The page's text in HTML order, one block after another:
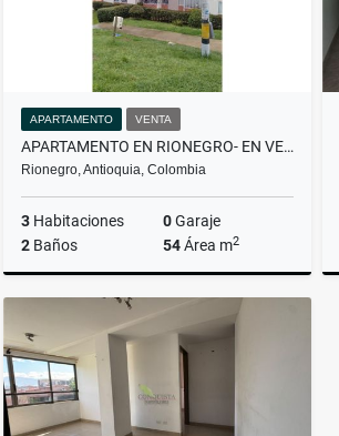
APARTAMENTO VENTA
APARTAMENTO EN RIONEGRO- EN VENTA
Rionegro, Antioquia, Colombia
3 Habitaciones 0Garaje
2 Baños 54Área m2
Venta
$220.000.000